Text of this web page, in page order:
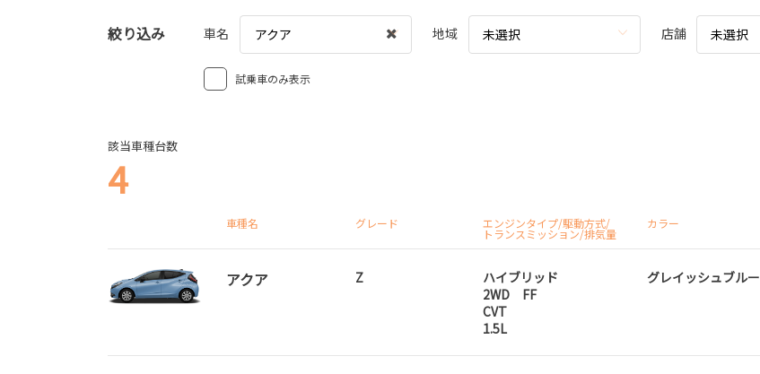
絞り込み 車名 アクア 地域 未選択 店舗 未選択
試乗車のみ表示
該当車種台数
4
車種名 グレード エンジンタイプ/駆動方式/
トランスミッション/排気量
カラー
アクア Z
ハイブリッド
2WD FF
CVT
1.5L
グレイッシュブルー